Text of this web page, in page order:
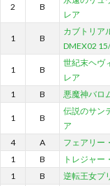
2 B
レア
1 B
カブトリア
DMEX02
1 B
世紀末ヘヴ
レア
1 B 悪魔神バロ
1 B
伝説のサン
ア
4 A フェアリー
1
B トレジャー
1
B 逆転王女プ